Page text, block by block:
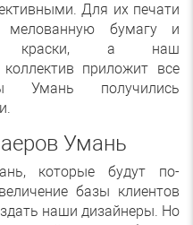
Для их печати
бумагу и
краски, а наш
приложит все
Умань получились
Умань
которые будут по-
базы клиентов
наши дизайнеры. Но